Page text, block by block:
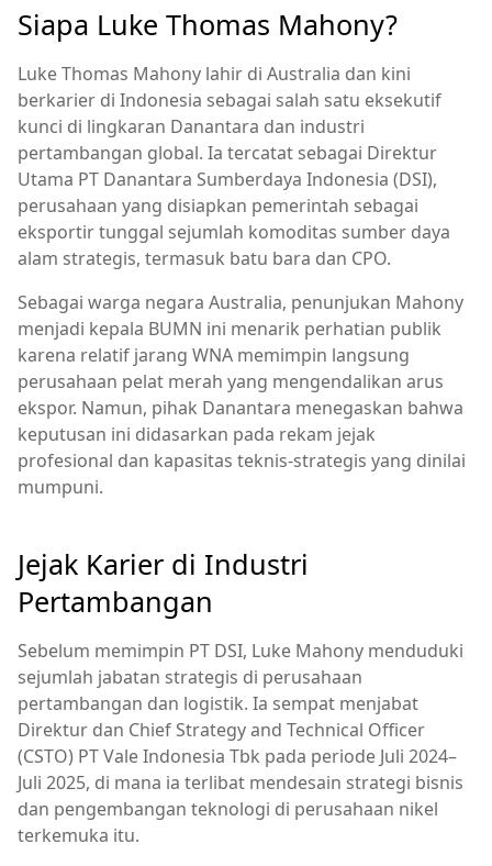
Siapa Luke Thomas Mahony?
Luke Thomas Mahony lahir di Australia dan kini
berkarier di Indonesia sebagai salah satu eksekutif
kunci di lingkaran Danantara dan industri
pertambangan global. Ia tercatat sebagai Direktur
Utama PT Danantara Sumberdaya Indonesia (DSI),
perusahaan yang disiapkan pemerintah sebagai
eksportir tunggal sejumlah komoditas sumber daya
alam strategis, termasuk batu bara dan CPO.
Sebagai warga negara Australia, penunjukan Mahony
menjadi kepala BUMN ini menarik perhatian publik
karena relatif jarang WNA memimpin langsung
perusahaan pelat merah yang mengendalikan arus
ekspor. Namun, pihak Danantara menegaskan bahwa
keputusan ini didasarkan pada rekam jejak
profesional dan kapasitas teknis‑strategis yang dinilai
mumpuni.
Jejak Karier di Industri
Pertambangan
Sebelum memimpin PT DSI, Luke Mahony menduduki
sejumlah jabatan strategis di perusahaan
pertambangan dan logistik. Ia sempat menjabat
Direktur dan Chief Strategy and Technical Officer
(CSTO) PT Vale Indonesia Tbk pada periode Juli 2024–
Juli 2025, di mana ia terlibat mendesain strategi bisnis
dan pengembangan teknologi di perusahaan nikel
terkemuka itu.